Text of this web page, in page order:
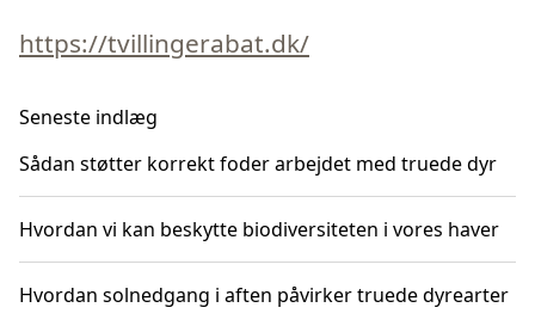
https://tvillingerabat.dk/
Seneste indlæg
Sådan støtter korrekt foder arbejdet med truede dyr
Hvordan vi kan beskytte biodiversiteten i vores haver
Hvordan solnedgang i aften påvirker truede dyrearter